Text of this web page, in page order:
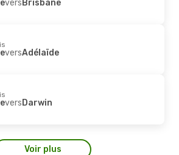
versBrisbane
versAdélaïde
versDarwin
Voir plus